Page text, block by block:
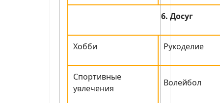
6. Досуг
Хобби Рукоделие
Спортивные
увлечения
Волейбол